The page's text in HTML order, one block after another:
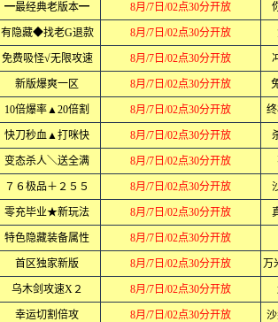
━最经典老版本━ 8月/7日/02点30分开放
有隐藏◆找老G退款 8月/7日/02点30分开放
免费吸怪√无限攻速 8月/7日/02点30分开放
新版爆爽一区 8月/7日/02点30分开放
10倍爆率▲20倍割 8月/7日/02点30分开放
快刀秒血▲打咪快 8月/7日/02点30分开放
变态杀人＼送全满 8月/7日/02点30分开放
７６极品＋２５５ 8月/7日/02点30分开放
零充毕业★新玩法 8月/7日/02点30分开放
特色隐藏装备属性 8月/7日/02点30分开放
首区独家新版 8月/7日/02点30分开放 万
乌木剑攻速X２ 8月/7日/02点30分开放
幸运切割倍攻 8月/7日/02点30分开放